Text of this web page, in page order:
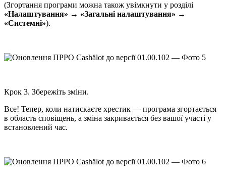
(Згортання програми можна також увімкнути у розділі
«Налаштування» → «Загальні налаштування» →
«Системні»).
Крок 3. Збережіть зміни.
Все! Тепер, коли натискаєте хрестик — програма згортається
в область сповіщень, а зміна закривається без вашої участі у
встановлений час.